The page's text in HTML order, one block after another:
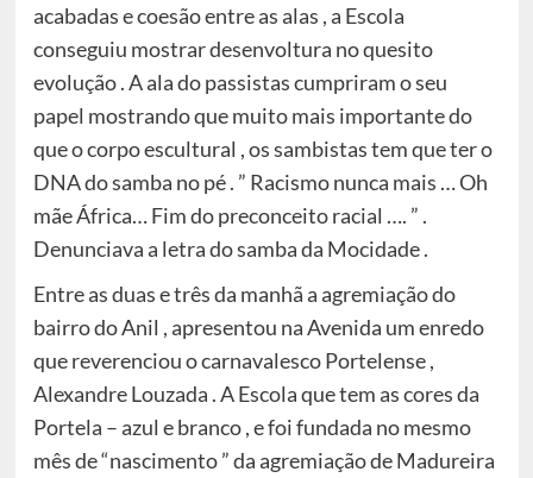
acabadas e coesão entre as alas , a Escola
conseguiu mostrar desenvoltura no quesito
evolução . A ala do passistas cumpriram o seu
papel mostrando que muito mais importante do
que o corpo escultural , os sambistas tem que ter o
DNA do samba no pé . ” Racismo nunca mais … Oh
mãe África… Fim do preconceito racial …. ” .
Denunciava a letra do samba da Mocidade .
Entre as duas e três da manhã a agremiação do
bairro do Anil , apresentou na Avenida um enredo
que reverenciou o carnavalesco Portelense ,
Alexandre Louzada . A Escola que tem as cores da
Portela – azul e branco , e foi fundada no mesmo
mês de “nascimento ” da agremiação de Madureira